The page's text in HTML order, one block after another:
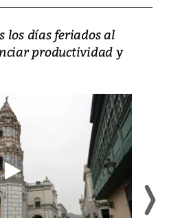
los días feriados al
productividad y